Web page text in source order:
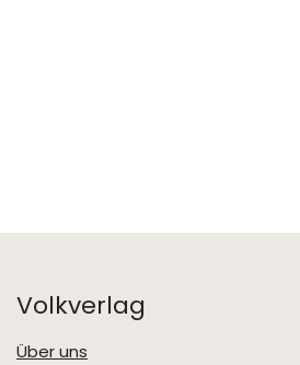
Volkverlag
Über uns